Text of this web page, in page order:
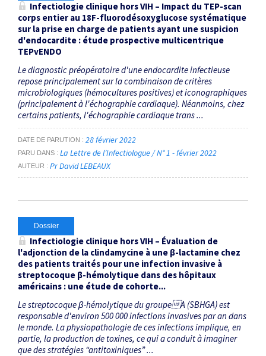
Infectiologie clinique hors VIH – Impact du TEP-scan
corps entier au 18F-fluorodésoxyglucose systématique
sur la prise en charge de patients ayant une suspicion
d'endocardite : étude prospective multicentrique
TEPvENDO
Le diagnostic préopératoire d'une endocardite infectieuse
repose principalement sur la combinaison de critères
microbiologiques (hémocultures positives) et iconographiques
(principalement à l'échographie cardiaque). Néanmoins, chez
certains patients, l'échographie cardiaque trans ...
DATE DE PARUTION 28 février 2022
PARU DANS La Lettre de l’Infectiologue / N° 1 - février 2022
AUTEUR Pr David LEBEAUX
Dossier
Infectiologie clinique hors VIH – Évaluation de
l'adjonction de la clindamycine à une β-lactamine chez
des patients traités pour une infection invasive à
streptocoque β-hémolytique dans des hôpitaux
américains : une étude de cohorte...
Le streptocoque β-hémolytique du groupeA (SBHGA) est
responsable d'environ 500 000 infections invasives par an dans
le monde. La physiopathologie de ces infections implique, en
partie, la production de toxines, ce qui a conduit à imaginer
que des stratégies “antitoxiniques” ...